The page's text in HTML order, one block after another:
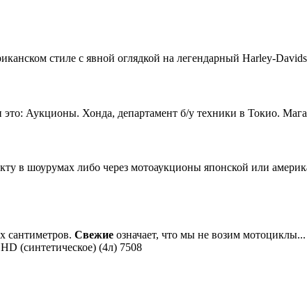
стиле с явной оглядкой на легендарный Harley-
Аукционы. Хонда, департамент б/у техники в Токио.
шоурумах либо через мотоаукционы японской или
сантиметров. Свежие означает, что мы не возим мотоциклы...
(синтетическое) (4л) 7508